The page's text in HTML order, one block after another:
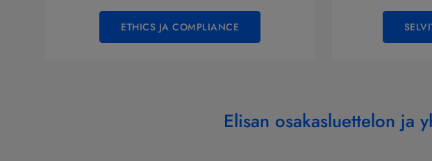
ETHICS JA COMPLIANCE
Elisan osakasluettelon ja